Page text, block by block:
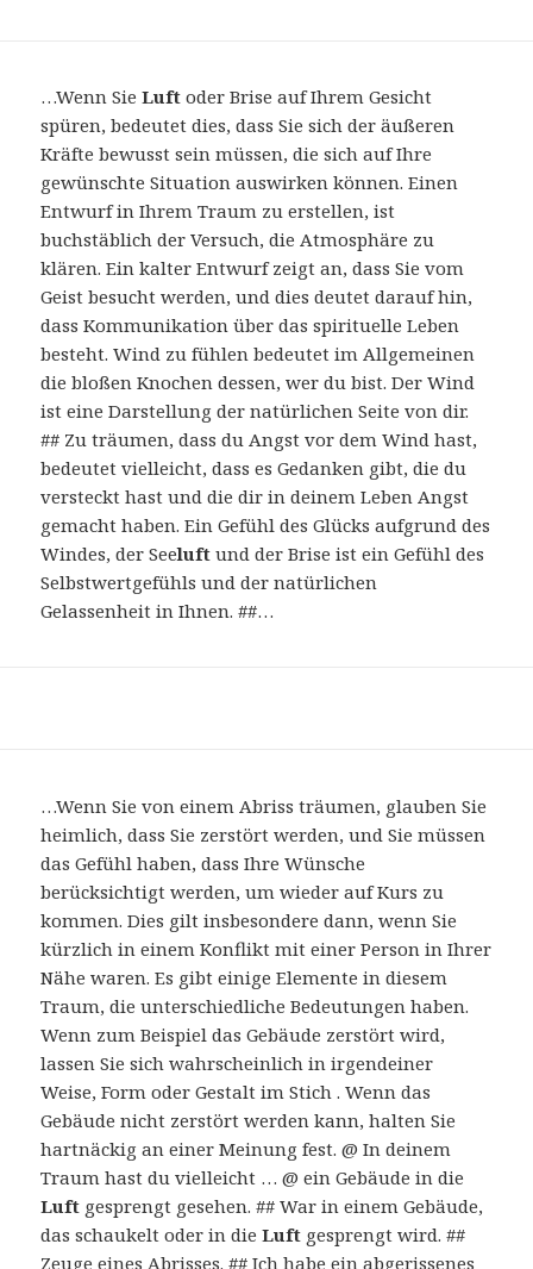
…Wenn SieLuft oder Brise auf Ihrem Gesicht
spüren, bedeutet dies, dass Sie sich der äußeren
Kräfte bewusst sein müssen, die sich auf Ihre
gewünschte Situation auswirken können. Einen
Entwurf in Ihrem Traum zu erstellen, ist
buchstäblich der Versuch, die Atmosphäre zu
klären. Ein kalter Entwurf zeigt an, dass Sie vom
Geist besucht werden, und dies deutet darauf hin,
dass Kommunikation über das spirituelle Leben
besteht. Wind zu fühlen bedeutet im Allgemeinen
die bloßen Knochen dessen, wer du bist. Der Wind
ist eine Darstellung der natürlichen Seite von dir.
## Zu träumen, dass du Angst vor dem Wind hast,
bedeutet vielleicht, dass es Gedanken gibt, die du
versteckt hast und die dir in deinem Leben Angst
gemacht haben. Ein Gefühl des Glücks aufgrund des
Windes, der Seeluft und der Brise ist ein Gefühl des
Selbstwertgefühls und der natürlichen
Gelassenheit in Ihnen. ##…
…Wenn Sie von einem Abriss träumen, glauben Sie
heimlich, dass Sie zerstört werden, und Sie müssen
das Gefühl haben, dass Ihre Wünsche
berücksichtigt werden, um wieder auf Kurs zu
kommen. Dies gilt insbesondere dann, wenn Sie
kürzlich in einem Konflikt mit einer Person in Ihrer
Nähe waren. Es gibt einige Elemente in diesem
Traum, die unterschiedliche Bedeutungen haben.
Wenn zum Beispiel das Gebäude zerstört wird,
lassen Sie sich wahrscheinlich in irgendeiner
Weise, Form oder Gestalt im Stich . Wenn das
Gebäude nicht zerstört werden kann, halten Sie
hartnäckig an einer Meinung fest. @ In deinem
Traum hast du vielleicht … @ ein Gebäude in die
Luft gesprengt gesehen. ## War in einem Gebäude,
das schaukelt oder in dieLuft gesprengt wird. ##
Zeuge eines Abrisses. ## Ich habe ein abgerissenes